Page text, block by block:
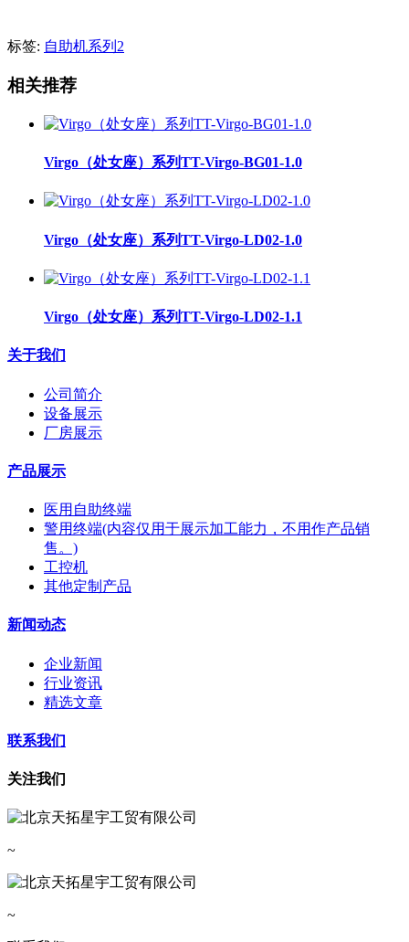
标签: 自助机系列2
相关推荐
Virgo（处女座）系列TT-Virgo-BG01-1.0
Virgo（处女座）系列TT-Virgo-LD02-1.0
Virgo（处女座）系列TT-Virgo-LD02-1.1
关于我们
公司简介
设备展示
厂房展示
产品展示
医用自助终端
警用终端(内容仅用于展示加工能力，不用作产品销
售。)
工控机
其他定制产品
新闻动态
企业新闻
行业资讯
精选文章
联系我们
关注我们
~
~